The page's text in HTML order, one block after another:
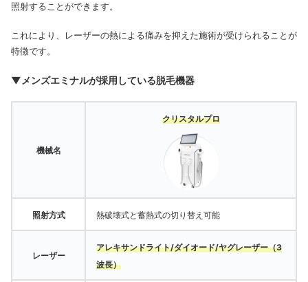
照射することができます。
これにより、レーザーの熱による痛みを抑えた施術が受けられることが
特徴です。
▼メンズエミナルが採用している脱毛機器
機械名
クリスタルプロ
照射方式 熱破壊式と蓄熱式の切り替え可能
レーザー
アレキサンドライト/ダイオード/ヤグレーザー（3
波長）